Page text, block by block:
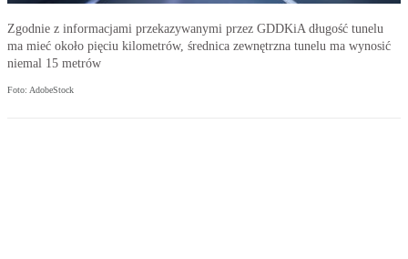
Zgodnie z informacjami przekazywanymi przez GDDKiA długość tunelu
ma mieć około pięciu kilometrów, średnica zewnętrzna tunelu ma wynosić
niemal 15 metrów
Foto: AdobeStock